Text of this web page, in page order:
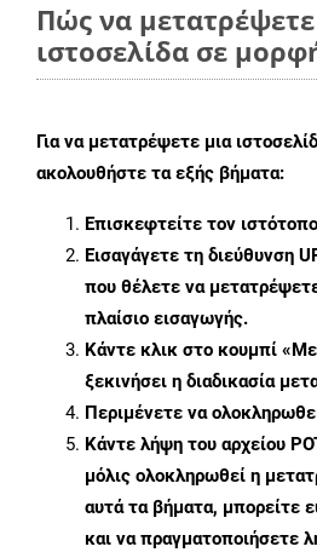
Πώς να
ιστοσελίδα σε
Για να μετατρέψετε μια
ακολουθήστε τα εξής βήματα:
Επισκεφτείτε τον ιστότοπο
Εισαγάγετε τη διεύθυνση
που θέλετε να
πλαίσιο εισαγωγής.
Κάντε κλικ στο κουμπί
ξεκινήσει η διαδικασία
Περιμένετε να
Κάντε λήψη του αρχείου
μόλις ολοκληρωθεί η
αυτά τα βήματα, μπορείτε
και να πραγματοποιήσετε